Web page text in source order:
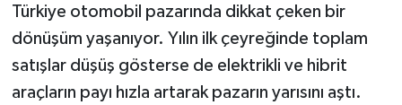
Türkiye otomobil pazarında dikkat çeken bir
dönüşüm yaşanıyor. Yılın ilk çeyreğinde toplam
satışlar düşüş gösterse de elektrikli ve hibrit
araçların payı hızla artarak pazarın yarısını aştı.
Hisarcık
İlçeler